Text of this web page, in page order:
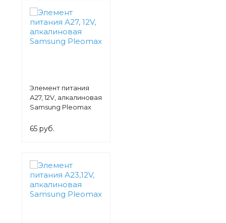
Элемент питания
А27, 12V, алкалиновая
Samsung Pleomax
65 руб.